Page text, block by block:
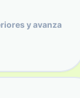
y avanza